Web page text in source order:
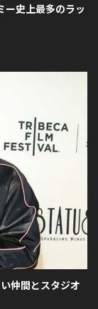
ー史上最多のラッ
仲間とスタジオ